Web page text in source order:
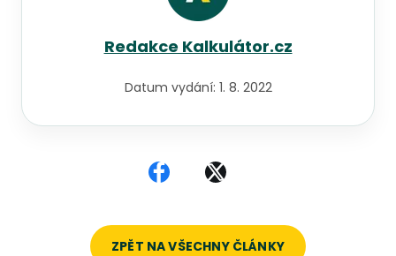
Redakce Kalkulátor.cz
Datum vydání: 1. 8. 2022
Sdílet na Facebooku
Sdílet na X
ZPĚT NA VŠECHNY ČLÁNKY